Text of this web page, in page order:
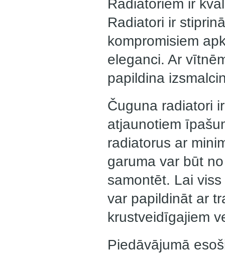
Radiatoriem ir
Radiatori ir
kompromisiem
eleganci. Ar
papildina
Čuguna radiatori
atjaunotiem
radiatorus ar
garuma var būt
samontēt. Lai
var papildināt ar
krustveidīgajiem
Piedāvājumā